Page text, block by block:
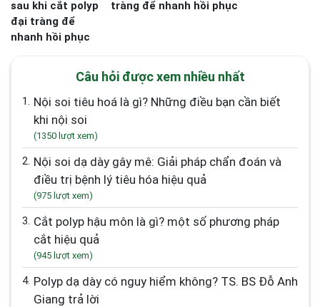
tràng để nhanh hồi phục
Câu hỏi được xem nhiều nhất
1. Nội soi tiêu hoá là gì? Những điều bạn cần biết
khi nội soi
(1350 lượt xem)
2. Nội soi dạ dày gây mê: Giải pháp chẩn đoán và
điều trị bệnh lý tiêu hóa hiệu quả
(975 lượt xem)
3. Cắt polyp hậu môn là gì? một số phương pháp
cắt hiệu quả
(945 lượt xem)
4. Polyp dạ dày có nguy hiểm không? TS. BS Đỗ Anh
Giang trả lời